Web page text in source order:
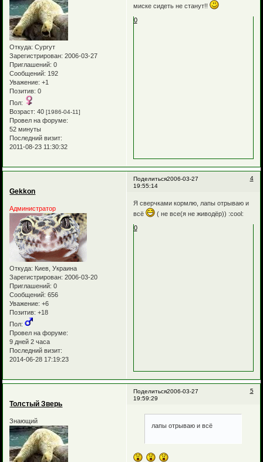
Откуда: Сургут
Зарегистрирован: 2006-03-27
Приглашений: 0
Сообщений: 192
Уважение: +1
Позитив: 0
Пол:
Возраст: 40[1986-04-11]
Провел на форуме:
52 минуты
Последний визит:
2011-08-23 11:30:32
миске сидеть не станут!!
0
Поделиться 4
2006-03-27
19:55:14
Gekkon
Администратор
Откуда: Киев, Украина
Зарегистрирован: 2006-03-20
Приглашений: 0
Сообщений: 656
Уважение: +6
Позитив: +18
Пол:
Провел на форуме:
9 дней 2 часа
Последний визит:
2014-06-28 17:19:23
Я сверчками кормлю, лапы отрываю и
всё
( не все(я не живодёр)) :cool:
0
Поделиться 5
2006-03-27
19:59:29
Толстый Зверь
Знающий
лапы отрываю и всё